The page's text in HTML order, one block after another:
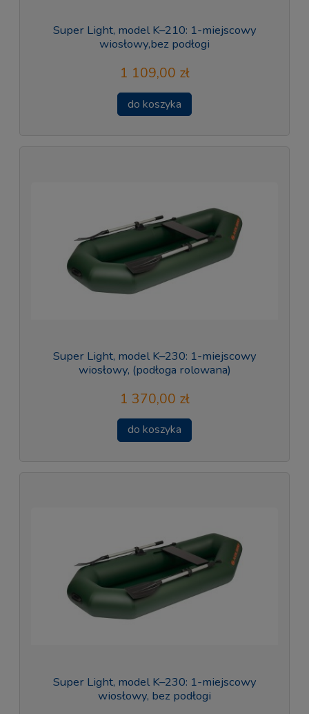
Super Light, model K–210: 1-miejscowy
wiosłowy,bez podłogi
1 109,00 zł
do koszyka
Super Light, model K–230: 1-miejscowy
wiosłowy, (podłoga rolowana)
1 370,00 zł
do koszyka
Super Light, model K–230: 1-miejscowy
wiosłowy, bez podłogi